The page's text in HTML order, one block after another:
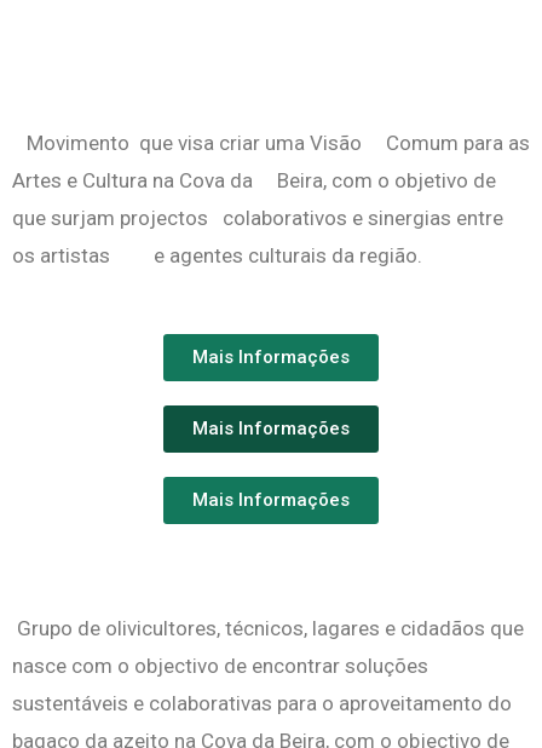
Movimento que visa criar uma Visão Comum para as
Artes e Cultura na Cova da Beira, com o objetivo de
que surjam projectos colaborativos e sinergias entre
os artistas e agentes culturais da região.
Mais Informações
Mais Informações
Mais Informações
Grupo de olivicultores, técnicos, lagares e cidadãos que
nasce com o objectivo de encontrar soluções
sustentáveis e colaborativas para o aproveitamento do
bagaço da azeito na Cova da Beira, com o objectivo de